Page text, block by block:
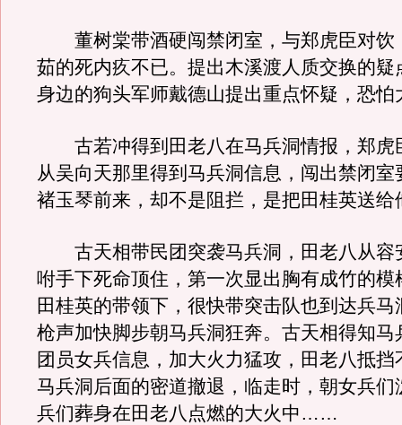
董树棠带酒硬闯禁闭室，与郑虎臣对饮
茹的死内疚不已。提出木溪渡人质交换的疑
身边的狗头军师戴德山提出重点怀疑，恐怕
古若冲得到田老八在马兵洞情报，郑虎
从吴向天那里得到马兵洞信息，闯出禁闭室
褚玉琴前来，却不是阻拦，是把田桂英送给
古天相带民团突袭马兵洞，田老八从容
咐手下死命顶住，第一次显出胸有成竹的模
田桂英的带领下，很快带突击队也到达兵马
枪声加快脚步朝马兵洞狂奔。古天相得知马
团员女兵信息，加大火力猛攻，田老八抵挡
马兵洞后面的密道撤退，临走时，朝女兵们
兵们葬身在田老八点燃的大火中……